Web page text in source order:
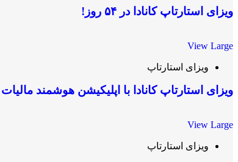
ویزای استارتاپ کانادا در ۵۴ روز!
View Large
ویزای استارتاپ
ویزای استارتاپ کانادا با اپلیکیشن هوشمند مالیات
View Large
ویزای استارتاپ